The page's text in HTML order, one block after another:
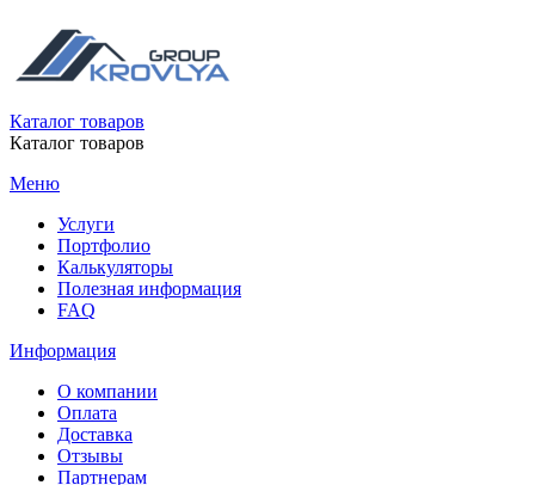
Каталог товаров
Каталог товаров
Меню
Услуги
Портфолио
Калькуляторы
Полезная информация
FAQ
Информация
О компании
Оплата
Доставка
Отзывы
Партнерам